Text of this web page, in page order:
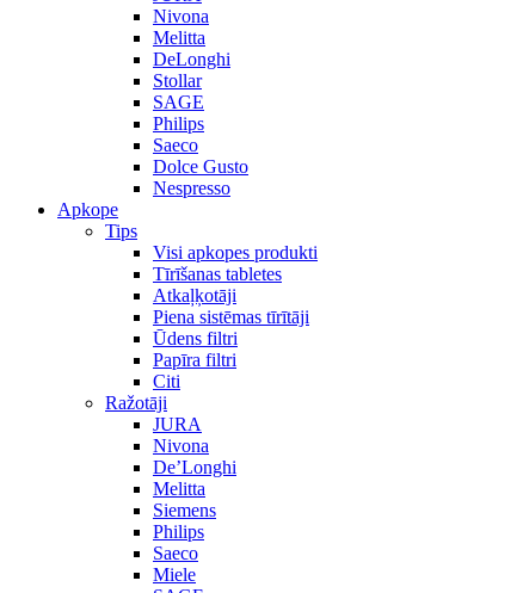
Nivona
Melitta
DeLonghi
Stollar
SAGE
Philips
Saeco
Dolce Gusto
Nespresso
Apkope
Tips
Visi apkopes produkti
Tīrīšanas tabletes
Atkaļķotāji
Piena sistēmas tīrītāji
Ūdens filtri
Papīra filtri
Citi
Ražotāji
JURA
Nivona
De’Longhi
Melitta
Siemens
Philips
Saeco
Miele